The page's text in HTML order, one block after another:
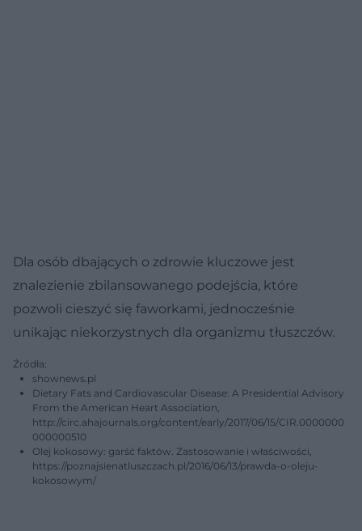
Dla osób dbających o zdrowie kluczowe jest
znalezienie zbilansowanego podejścia, które
pozwoli cieszyć się faworkami, jednocześnie
unikając niekorzystnych dla organizmu tłuszczów.
Źródła:
shownews.pl
Dietary Fats and Cardiovascular Disease: A Presidential Advisory
From the American Heart Association,
http://circ.ahajournals.org/content/early/2017/06/15/CIR.0000000
000000510
Olej kokosowy: garść faktów. Zastosowanie i właściwości,
https://poznajsienatluszczach.pl/2016/06/13/prawda-o-oleju-
kokosowym/